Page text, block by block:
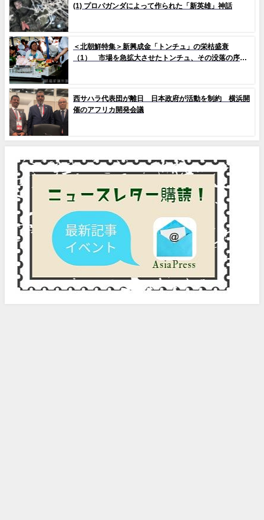
(1) プロパガンダによって作られた「新英雄」神話
＜北朝鮮特集＞新興成金「トンチュ」の栄枯盛衰
（1） 市場を急拡大させたトンチュ、その没落の序幕
西サハラ代表団が離日 日本政府が活動を制約 横浜開
催のアフリカ開発会議